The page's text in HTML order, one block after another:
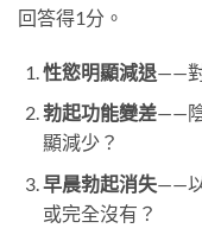
回答得1分。
性慾明顯減退——對
勃起功能變差——陰
顯減少？
早晨勃起消失——
或完全沒有？